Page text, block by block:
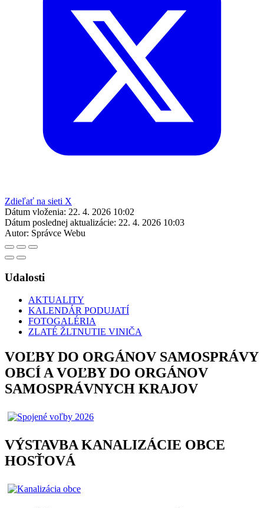
Zdieľať na sieti X
Dátum vloženia: 22. 4. 2026 10:02
Dátum poslednej aktualizácie: 22. 4. 2026 10:03
Autor: Správce Webu
Udalosti
AKTUALITY
KALENDÁR PODUJATÍ
FOTOGALÉRIA
ZLATÉ ŽLTNUTIE VINIČA
VOĽBY DO ORGÁNOV SAMOSPRÁVY
OBCÍ A VOĽBY DO ORGÁNOV
SAMOSPRÁVNYCH KRAJOV
VÝSTAVBA KANALIZÁCIE OBCE
HOSŤOVÁ